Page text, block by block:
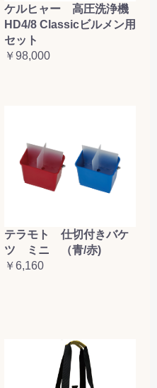
ケルヒャー 高圧洗浄機
HD4/8 Classicビルメン用
セット
￥98,000
テラモト 仕切付きバケ
ツ ミニ （青/赤)
￥6,160